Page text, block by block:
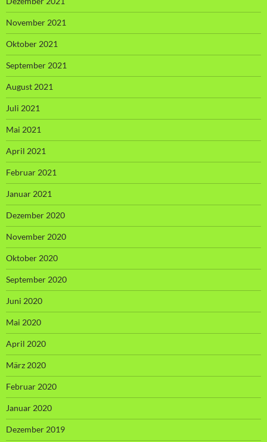
November 2021
Oktober 2021
September 2021
August 2021
Juli 2021
Mai 2021
April 2021
Februar 2021
Januar 2021
Dezember 2020
November 2020
Oktober 2020
September 2020
Juni 2020
Mai 2020
April 2020
März 2020
Februar 2020
Januar 2020
Dezember 2019